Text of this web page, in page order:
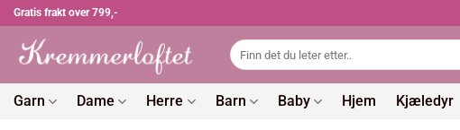
Skip
content
Gratis frakt over 799,-
Søk
etter:
Garn Dame Herre Barn Baby Hjem Kjæledyr